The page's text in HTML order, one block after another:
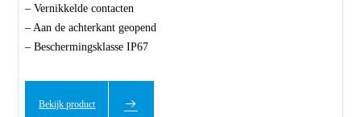
– Vernikkelde contacten
– Aan de achterkant geopend
– Beschermingsklasse IP67
Bekijk product